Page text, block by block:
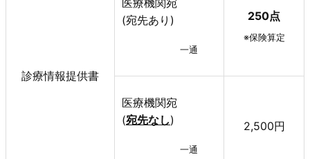
診療情報提供書
(宛先あり)
一通
250点
※保険算定
医療機関宛
(宛先なし)
一通
2,500円